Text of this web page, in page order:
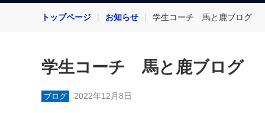
トップページ お知らせ 学生コーチ 馬と鹿ブログ
学生コーチ 馬と鹿ブログ
ブログ 2022年12月8日